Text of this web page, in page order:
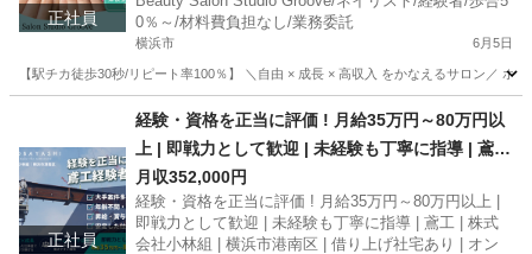
正社員
0％～/材料費負担なし/業務委託
横浜市 6月5日
【駅チカ徒歩30秒/リピート率100％】 ＼自由 × 成長 × 高収入 をかなえるサロン／
ネイリスト 業務委託
正社員
経験・資格を正当に評価 ! 月給35万円～80万円以
上 | 即戦力として歓迎 | 未経験も丁寧に指導 | 鳶工
| 株式会社小林組 | 横浜市港南区 | 借り上げ社宅あ
り | オンライン面接可
月収352,000円
経験・資格を正当に評価 ! 月給35万円～80万円以上 |
即戦力として歓迎 | 未経験も丁寧に指導 | 鳶工 | 株式
会社小林組 | 横浜市港南区 | 借り上げ社宅あり | オン